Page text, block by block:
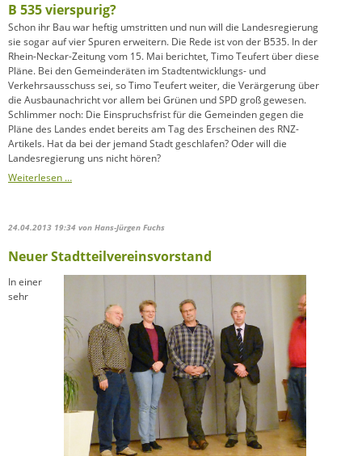
mitreden
B 535 vierspurig?
Schon ihr Bau war heftig umstritten und nun will die Landesregierung
sie sogar auf vier Spuren erweitern. Die Rede ist von der B535. In der
Rhein-Neckar-Zeitung vom 15. Mai berichtet, Timo Teufert über diese
Pläne. Bei den Gemeinderäten im Stadtentwicklungs- und
Verkehrsausschuss sei, so Timo Teufert weiter, die Verärgerung über
die Ausbaunachricht vor allem bei Grünen und SPD groß gewesen.
Schlimmer noch: Die Einspruchsfrist für die Gemeinden gegen die
Pläne des Landes endet bereits am Tag des Erscheinen des RNZ-
Artikels. Hat da bei der jemand Stadt geschlafen? Oder will die
Landesregierung uns nicht hören?
Weiterlesen …B
24.04.2013 19:34 von Hans-Jürgen Fuchs
Neuer Stadtteilvereinsvorstand
In einer
sehr